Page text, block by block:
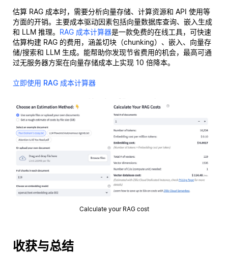
估算 RAG 成本时，需要分析向量存储、计算资源和 API 使用等
方面的开销。主要成本驱动因素包括向量数据库查询、嵌入生成
和 LLM 推理。 RAG 成本计算器是一款免费的在线工具，可快速
估算构建 RAG 的费用，涵盖切块（chunking）、嵌入、向量存
储/搜索和 LLM 生成。能帮助你发现节省费用的机会，最高可通
过无服务器方案在向量存储成本上实现 10 倍降本。
立即使用 RAG 成本计算器
Calculate your RAG cost
收获与总结